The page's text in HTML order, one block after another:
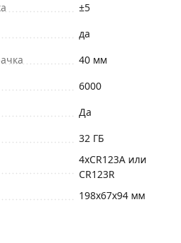
±5
да
40 мм
6000
Да
32 ГБ
4хCR123A или
CR123R
198x67x94 мм